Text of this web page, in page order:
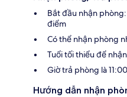
Bắt đầu nhận
điểm
Có thể nhận phòng
Tuổi tối thiểu để
Giờ trả phòng là 11:00
Hướng dẫn nhận